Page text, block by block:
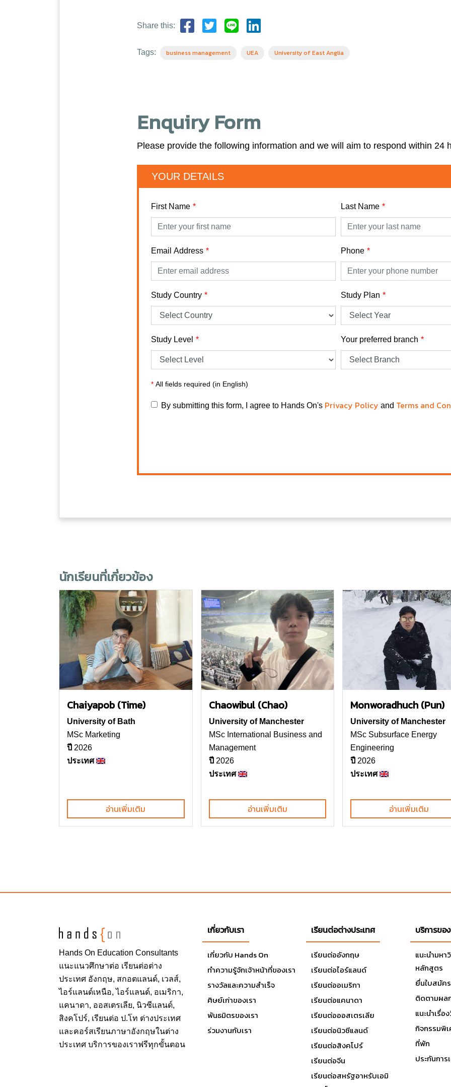
Share this:
Tags: business management UEA University of East Anglia
Enquiry Form
Please provide the following information and we will aim to respond within 24
YOUR DETAILS
First Name Last Name
Email Address Phone
Study Country Study Plan
Study Level Your preferred branch
* All fields required (in English)
By submitting this form, I agree to Hands On's Privacy Policy and Terms and
นักเรียนที่เกี่ยวข้อง
Chaiyapob (Time)
University of Bath
MSc Marketing
ปี 2026
ประเทศ
อ่านเพิ่มเติม
Chaowibul (Chao)
University of Manchester
MSc International Business and
Management
ปี 2026
ประเทศ
อ่านเพิ่มเติม
Monworadhuch (Pun)
University of Manchester
MSc Subsurface Energy
Engineering
ปี 2026
ประเทศ
อ่านเพิ่มเติม
Hands On Education Consultants
แนะแนวศึกษาต่อ เรียนต่อต่าง
ประเทศ อังกฤษ, สกอตแลนด์, เวลส์,
ไอร์แลนด์เหนือ, ไอร์แลนด์, อเมริกา,
แคนาดา, ออสเตรเลีย, นิวซีแลนด์,
สิงคโปร์, เรียนต่อ ป.โท ต่างประเทศ
และคอร์สเรียนภาษาอังกฤษในต่าง
ประเทศ บริการของเราฟรีทุกขั้นตอน
เกี่ยวกับเรา
เกี่ยวกับ Hands On
ทำความรู้จักเจ้าหน้าที่ของเรา
รางวัลและความสำเร็จ
ศิษย์เก่าของเรา
พันธมิตรของเรา
ร่วมงานกับเรา
เรียนต่อต่างประเทศ
เรียนต่ออังกฤษ
เรียนต่อไอร์แลนด์
เรียนต่ออเมริกา
เรียนต่อแคนาดา
เรียนต่อออสเตรเลีย
เรียนต่อนิวซีแลนด์
เรียนต่อสิงคโปร์
เรียนต่อจีน
เรียนต่อสหรัฐอาหรับเอมิ
บริการของ
แนะนำมหา
หลักสูตร
ยื่นใบสมัคร
ติดตามผล
แนะนำเรื่อ
กิจกรรมพิ
ที่พัก
ประกันการ